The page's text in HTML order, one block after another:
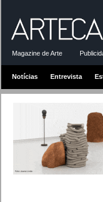
Magazine de Arte
Notícias Entrevista